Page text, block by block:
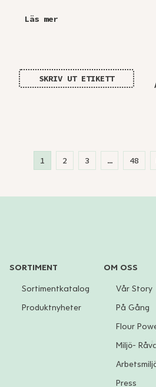
Läs mer
SKRIV UT ETIKETT
1 2 3 … 48
SORTIMENT
Sortimentkatalog
Produktnyheter
OM OSS
Vår Story
På Gång
Flour
Miljö-
Press